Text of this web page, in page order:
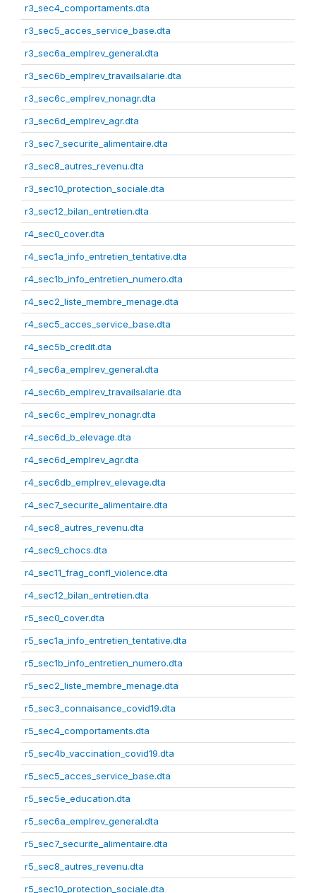
r3_sec4_comportaments.dta
r3_sec5_acces_service_base.dta
r3_sec6a_emplrev_general.dta
r3_sec6b_emplrev_travailsalarie.dta
r3_sec6c_emplrev_nonagr.dta
r3_sec6d_emplrev_agr.dta
r3_sec7_securite_alimentaire.dta
r3_sec8_autres_revenu.dta
r3_sec10_protection_sociale.dta
r3_sec12_bilan_entretien.dta
r4_sec0_cover.dta
r4_sec1a_info_entretien_tentative.dta
r4_sec1b_info_entretien_numero.dta
r4_sec2_liste_membre_menage.dta
r4_sec5_acces_service_base.dta
r4_sec5b_credit.dta
r4_sec6a_emplrev_general.dta
r4_sec6b_emplrev_travailsalarie.dta
r4_sec6c_emplrev_nonagr.dta
r4_sec6d_b_elevage.dta
r4_sec6d_emplrev_agr.dta
r4_sec6db_emplrev_elevage.dta
r4_sec7_securite_alimentaire.dta
r4_sec8_autres_revenu.dta
r4_sec9_chocs.dta
r4_sec11_frag_confl_violence.dta
r4_sec12_bilan_entretien.dta
r5_sec0_cover.dta
r5_sec1a_info_entretien_tentative.dta
r5_sec1b_info_entretien_numero.dta
r5_sec2_liste_membre_menage.dta
r5_sec3_connaisance_covid19.dta
r5_sec4_comportaments.dta
r5_sec4b_vaccination_covid19.dta
r5_sec5_acces_service_base.dta
r5_sec5e_education.dta
r5_sec6a_emplrev_general.dta
r5_sec7_securite_alimentaire.dta
r5_sec8_autres_revenu.dta
r5_sec10_protection_sociale.dta